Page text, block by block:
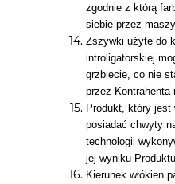
zgodnie z którą
siebie przez
Zszywki użyte do
introligatorskiej
grzbiecie, co nie
przez Kontrahenta
Produkt, który jest
posiadać chwyty
technologii
jej wyniku Produktu.
Kierunek włókien